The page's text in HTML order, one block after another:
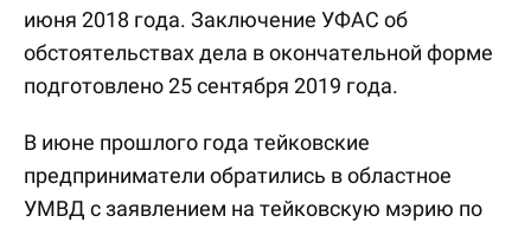
июня 2018 года. Заключение УФАС об
обстоятельствах дела в окончательной форме
подготовлено 25 сентября 2019 года.
В июне прошлого года тейковские
предприниматели обратились в областное
УМВД с заявлением на тейковскую мэрию по